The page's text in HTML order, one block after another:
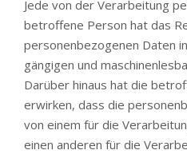
Jede von der Verarbeitung
betroffene Person hat das
personenbezogenen Daten
gängigen und
Darüber hinaus hat die
erwirken, dass die
von einem für die
einen anderen für die